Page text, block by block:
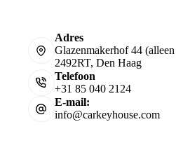
Adres
Glazenmakerhof 44
2492RT, Den Haag
Telefoon
+31 85 040 2124
E-mail:
info@carkeyhouse.com